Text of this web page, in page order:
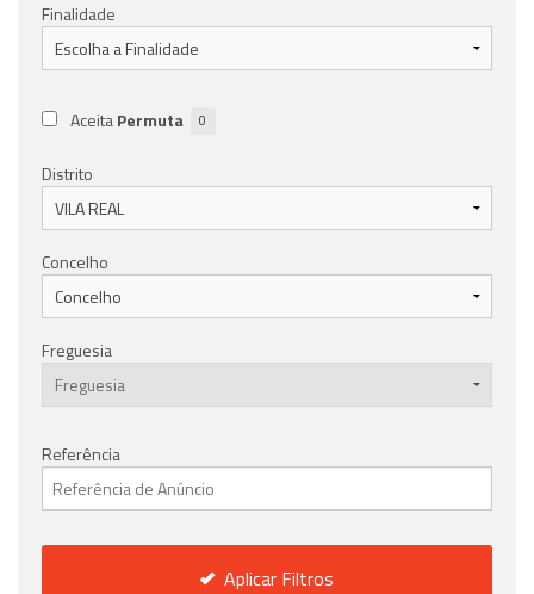
Finalidade
AceitaPermuta 0
Distrito
Concelho
Freguesia
Referência
Aplicar Filtros